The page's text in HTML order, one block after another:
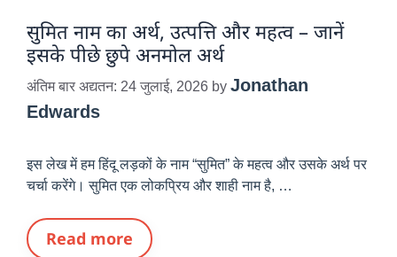
सुमित नाम का अर्थ, उत्पत्ति और महत्व – जानें
इसके पीछे छुपे अनमोल अर्थ
अंतिम बार अद्यतन: 24 जुलाई, 2026 by Jonathan
Edwards
इस लेख में हम हिंदू लड़कों के नाम “सुमित” के महत्व और उसके अर्थ पर
चर्चा करेंगे। सुमित एक लोकप्रिय और शाही नाम है, …
Read more